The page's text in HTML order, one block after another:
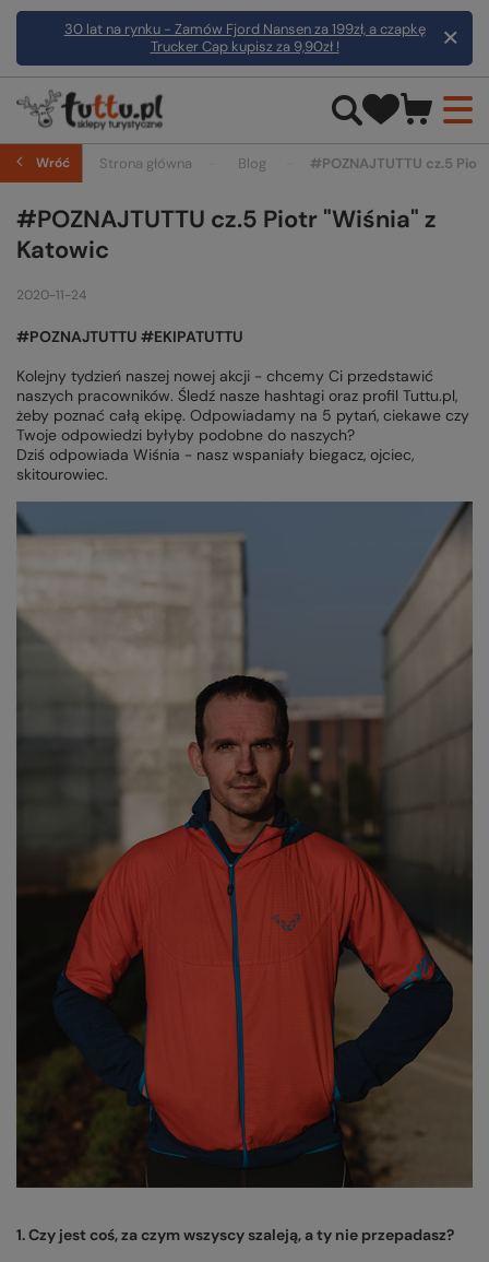
30 lat na rynku - Zamów Fjord Nansen za 199zł, a czapkę
Trucker Cap kupisz za 9,90zł !
Wróć Strona główna Blog #POZNAJTUTTU cz.5
#POZNAJTUTTU cz.5 Piotr "Wiśnia" z
Katowic
2020-11-24
#POZNAJTUTTU #EKIPATUTTU
Kolejny tydzień naszej nowej akcji - chcemy Ci przedstawić
naszych pracowników. Śledź nasze hashtagi oraz profil Tuttu.pl,
żeby poznać całą ekipę. Odpowiadamy na 5 pytań, ciekawe czy
Twoje odpowiedzi byłyby podobne do naszych?
Dziś odpowiada Wiśnia - nasz wspaniały biegacz, ojciec,
skitourowiec.
1. Czy jest coś, za czym wszyscy szaleją, a ty nie przepadasz?